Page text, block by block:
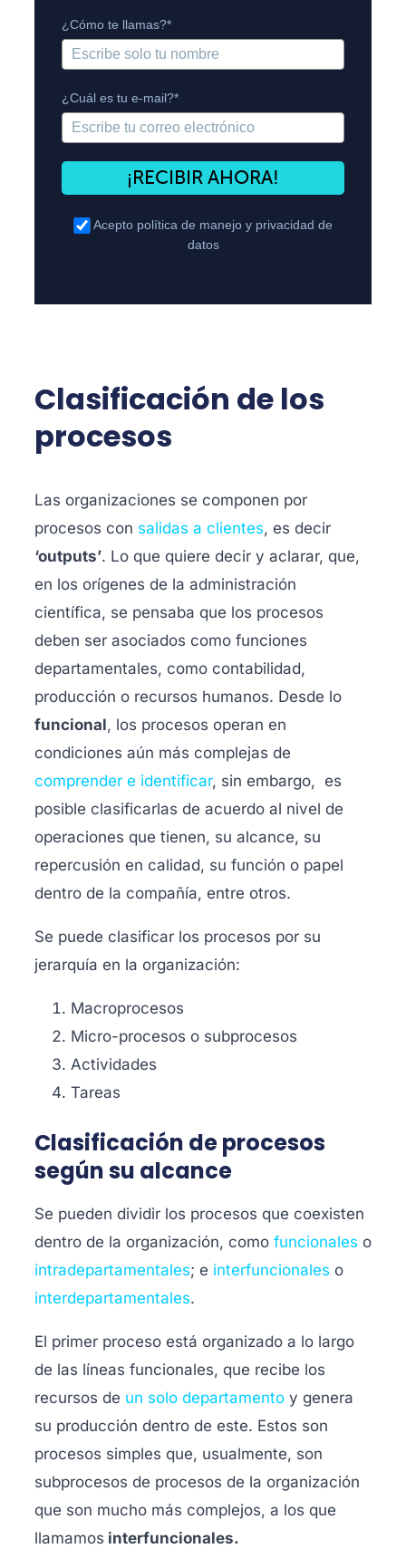
¿Cómo te llamas?*
¿Cuál es tu e-mail?*
¡RECIBIR AHORA!
Acepto política de manejo y privacidad de
datos
Clasificación de los
procesos
Las organizaciones se componen por
procesos con salidas a clientes, es decir
‘outputs’. Lo que quiere decir y aclarar, que,
en los orígenes de la administración
científica, se pensaba que los procesos
deben ser asociados como funciones
departamentales, como contabilidad,
producción o recursos humanos. Desde lo
funcional, los procesos operan en
condiciones aún más complejas de
comprender e identificar, sin embargo, es
posible clasificarlas de acuerdo al nivel de
operaciones que tienen, su alcance, su
repercusión en calidad, su función o papel
dentro de la compañía, entre otros.
Se puede clasificar los procesos por su
jerarquía en la organización:
Macroprocesos
Micro-procesos o subprocesos
Actividades
Tareas
Clasificación de procesos
según su alcance
Se pueden dividir los procesos que coexisten
dentro de la organización, como funcionales o
intradepartamentales; e interfuncionales o
interdepartamentales.
El primer proceso está organizado a lo largo
de las líneas funcionales, que recibe los
recursos de un solo departamento y genera
su producción dentro de este. Estos son
procesos simples que, usualmente, son
subprocesos de procesos de la organización
que son mucho más complejos, a los que
llamamos interfuncionales.